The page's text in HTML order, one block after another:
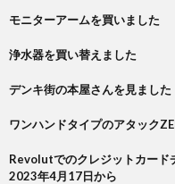
モニターアームを買いました
浄水器を買い替えました
デンキ街の本屋さんを見ました
ワンハンドタイプのアタック
Revolutでのクレジットカード
2023年4月17日から